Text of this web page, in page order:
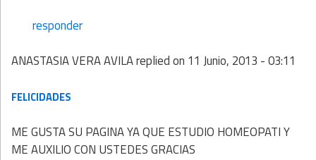
responder
ANASTASIA VERA AVILAreplied on 11 Junio, 2013 - 03:11
FELICIDADES
ME GUSTA SU PAGINA YA QUE ESTUDIO HOMEOPATI Y
ME AUXILIO CON USTEDES GRACIAS